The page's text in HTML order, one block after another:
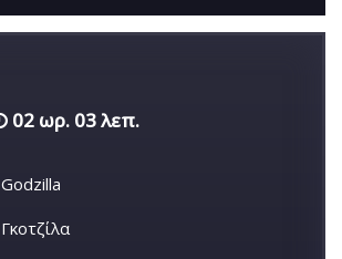
02 ωρ. 03 λεπ.
Godzilla
Γκοτζίλα